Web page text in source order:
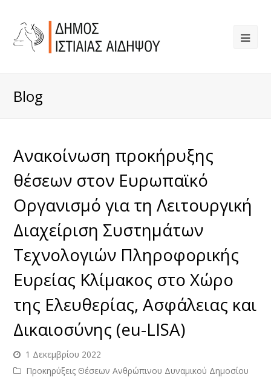
Blog
Ανακοίνωση προκήρυξης
θέσεων στoν Ευρωπαϊκό
Οργανισμό για τη Λειτουργική
Διαχείριση Συστημάτων
Τεχνολογιών Πληροφορικής
Ευρείας Κλίμακος στο Χώρο
της Ελευθερίας, Ασφάλειας και
Δικαιοσύνης (eu-LISA)
1 Δεκεμβρίου 2022
Προκηρύξεις Θέσεων Ανθρώπινου Δυναμικού Δημοσίου